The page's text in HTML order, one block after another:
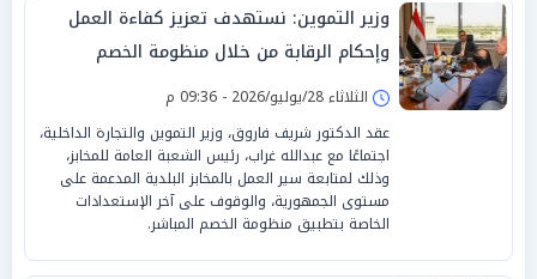
وزير التموين: نستهدف تعزيز كفاءة العمل
وإحكام الرقابة من خلال منظومة الخصم
المباشر
الثلاثاء 28/يوليو/2026 - 09:36 م
عقد الدكتور شريف فاروق، وزير التموين والتجارة الداخلية،
اجتماعًا مع عبدالله غراب، رئيس الشعبة العامة للمخابز،
وذلك لمتابعة سير العمل بالمخابز البلدية المدعمة على
مستوى الجمهورية، والوقوف على آخر الإستعدادات
الخاصة بتطبيق منظومة الخصم المباشر.